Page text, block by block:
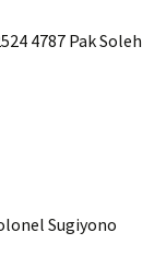
4787 Pak Soleh
Sugiyono